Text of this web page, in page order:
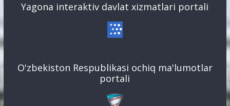
Yagona interaktiv davlat xizmatlari portali
O'zbekiston Respublikasi ochiq ma'lumotlar
portali